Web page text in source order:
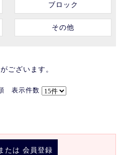
ブロック
その他
ございます。
表示件数
たは 会員登録